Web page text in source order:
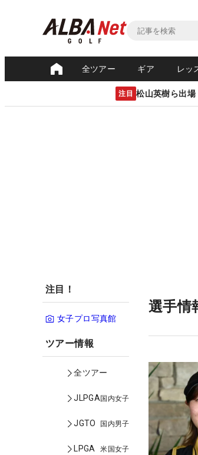
全ツアー ギア レッ
注目 松山英樹ら出
注目！
女子プロ写真館
ツアー情報
全ツアー
JLPGA国内女子
JGTO 国内男子
LPGA 米国女子
選手情